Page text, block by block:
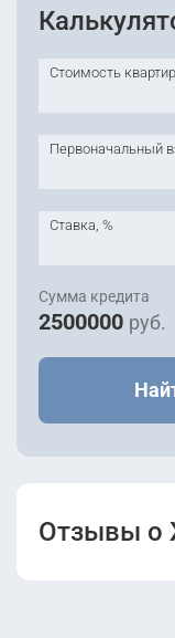
Стоимость
Первоначальный
Ставка, %
Сумма кредита
2500000 руб.
Отзывы о